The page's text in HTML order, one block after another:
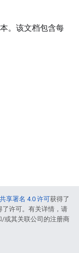
。该文档包含每
享署名 4.0 许可获得了
了许可。有关详情，请
/或其关联公司的注册商